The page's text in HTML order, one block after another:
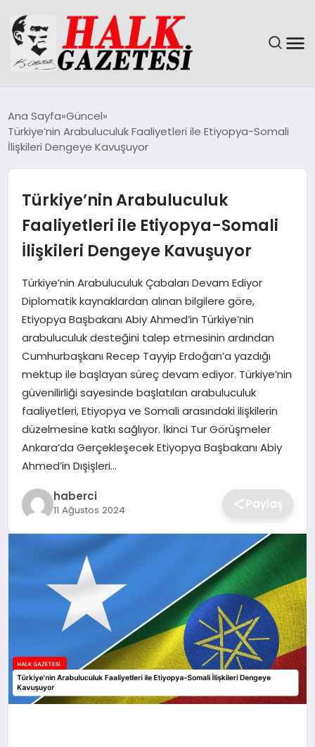
DÜNYA
EKONOMI
MAGAZIN
SAĞLIK
SIYASET
SPOR
TEKNOLOJI
YAŞAM
Ana Sayfa Güncel
Türkiye’nin Arabuluculuk Faaliyetleri ile Etiyopya-Somali
İlişkileri Dengeye Kavuşuyor
Türkiye’nin Arabuluculuk
Faaliyetleri ile Etiyopya-Somali
İlişkileri Dengeye Kavuşuyor
Türkiye’nin Arabuluculuk Çabaları Devam Ediyor
Diplomatik kaynaklardan alınan bilgilere göre,
Etiyopya Başbakanı Abiy Ahmed’in Türkiye’nin
arabuluculuk desteğini talep etmesinin ardından
Cumhurbaşkanı Recep Tayyip Erdoğan’a yazdığı
mektup ile başlayan süreç devam ediyor. Türkiye’nin
güvenilirliği sayesinde başlatılan arabuluculuk
faaliyetleri, Etiyopya ve Somali arasındaki ilişkilerin
düzelmesine katkı sağlıyor. İkinci Tur Görüşmeler
Ankara’da Gerçekleşecek Etiyopya Başbakanı Abiy
Ahmed’in Dışişleri…
haberci
11 Ağustos 2024 Paylaş